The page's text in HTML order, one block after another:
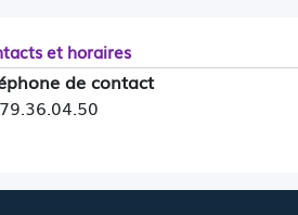
et horaires
de contact